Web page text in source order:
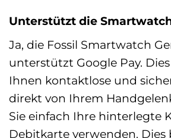
Unterstützt die
Ja, die Fossil Smartwatch
unterstützt Google Pay.
Ihnen kontaktlose und
direkt von Ihrem
Sie einfach Ihre hinterlegte
Debitkarte verwenden. Dies